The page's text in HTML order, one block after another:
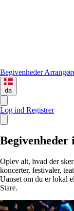
Begivenheder
da
Log ind Registrer
Begivenheder
Oplev alt, hvad der
koncerter, festivaler,
Uanset om du er lokal
Stare.